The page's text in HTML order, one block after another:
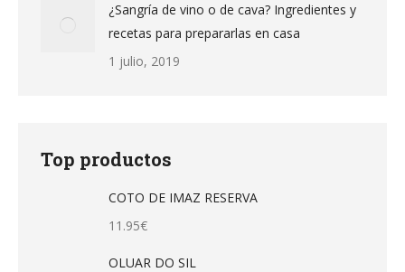
¿Sangría de vino o de cava? Ingredientes y
recetas para prepararlas en casa
1 julio, 2019
Top productos
COTO DE IMAZ RESERVA
11.95€
OLUAR DO SIL